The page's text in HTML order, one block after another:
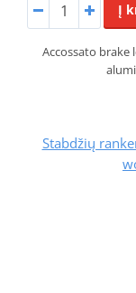
Į
Accossato brake
Stabdžių